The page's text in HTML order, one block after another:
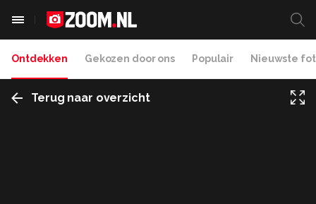
Ontdekken Gekozen door ons Populair Nieuwste
Terug naar overzicht